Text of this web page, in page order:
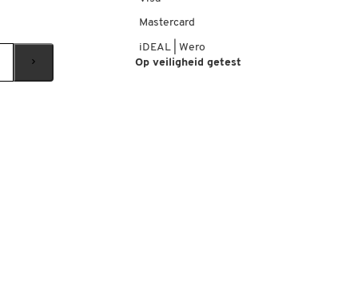
Mastercard
iDEAL | Wero
Op veiligheid getest